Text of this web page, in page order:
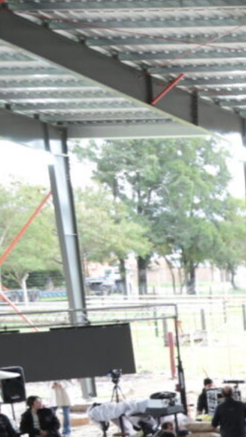
por la Cooperativa Guillermo
cientos de productores,
las instalaciones de la
única.
Bajo un sol radiante y un clima
de 600 ejemplares Holando
incluyeron vaquillonas
con registro de cría. La rigurosa
de la Cooperativa,
competitivos en cualquier pista
“El trabajo que ha realizado
600 cabezas de esta calidad. La
productores que realizan
Coordinador Comercial de
El evento, que contó con el
Argentino), se ha consolidado
genética de excelencia, tanto
edición, también participaron
mientras que las vaquillonas
profesionalismo.
“Lo que vimos en este remate
invierten en semen importado
subiendo. Estos animales
agregó Zbrun.